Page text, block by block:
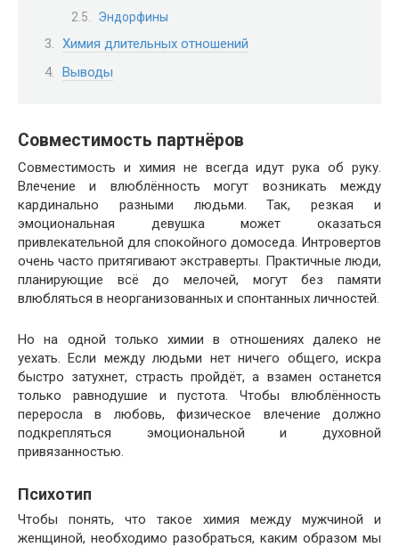
Эндорфины
Химия длительных отношений
Выводы
Совместимость партнёров
Совместимость и химия не всегда идут рука об руку.
Влечение и влюблённость могут возникать между
кардинально разными людьми. Так, резкая и
эмоциональная девушка может оказаться
привлекательной для спокойного домоседа. Интровертов
очень часто притягивают экстраверты. Практичные люди,
планирующие всё до мелочей, могут без памяти
влюбляться в неорганизованных и спонтанных личностей.
Но на одной только химии в отношениях далеко не
уехать. Если между людьми нет ничего общего, искра
быстро затухнет, страсть пройдёт, а взамен останется
только равнодушие и пустота. Чтобы влюблённость
переросла в любовь, физическое влечение должно
подкрепляться эмоциональной и духовной
привязанностью.
Психотип
Чтобы понять, что такое химия между мужчиной и
женщиной, необходимо разобраться, каким образом мы